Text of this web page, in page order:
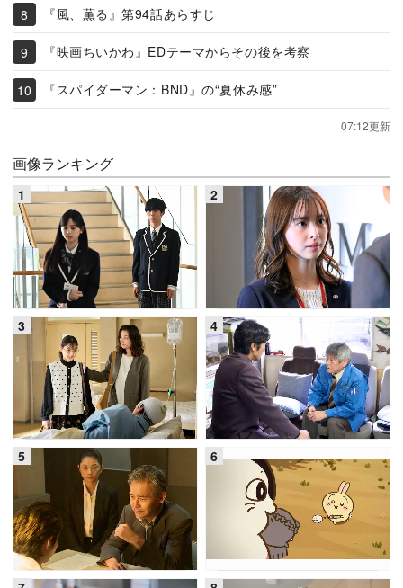
『風、薫る』第94話あらすじ
『映画ちいかわ』EDテーマからその後を考察
『スパイダーマン：BND』の“夏休み感”
07:12更新
画像ランキング